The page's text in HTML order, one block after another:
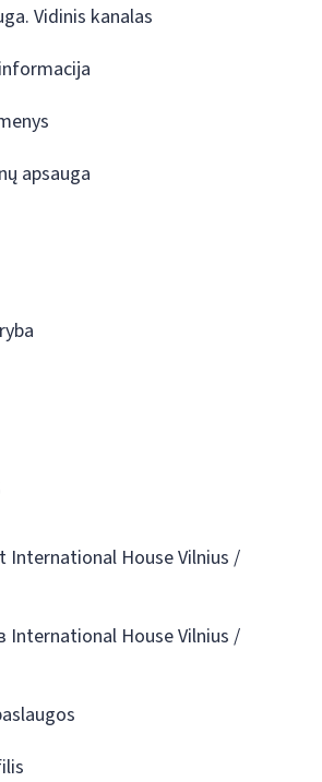
Vidinis kanalas
apsauga
International House Vilnius /
International House Vilnius /